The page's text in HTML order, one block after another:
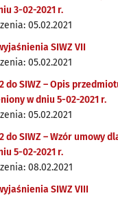
3-02-2021 r.
05.02.2021
SIWZ VII
05.02.2021
do SIWZ – Opis
w dniu 5-02-2021 r.
05.02.2021
do SIWZ – Wzór umowy
5-02-2021 r.
08.02.2021
SIWZ VIII